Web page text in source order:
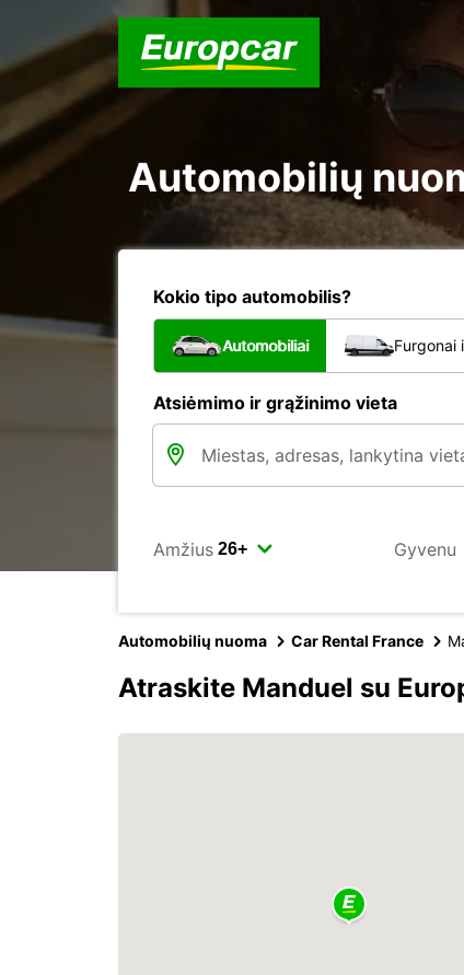
Automobilių
Kokio tipo automobilis?
Automobiliai Furgonai
Atsiėmimo ir grąžinimo vieta
Amžius Gyvenu
Automobilių nuoma Car Rental France
Atraskite Manduel su